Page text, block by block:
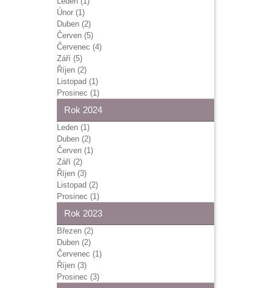
Únor (1)
Duben (2)
Červen (5)
Červenec (4)
Září (5)
Říjen (2)
Listopad (1)
Prosinec (1)
Rok 2024
Leden (1)
Duben (2)
Červen (1)
Září (2)
Říjen (3)
Listopad (2)
Prosinec (1)
Rok 2023
Březen (2)
Duben (2)
Červenec (1)
Říjen (3)
Prosinec (3)